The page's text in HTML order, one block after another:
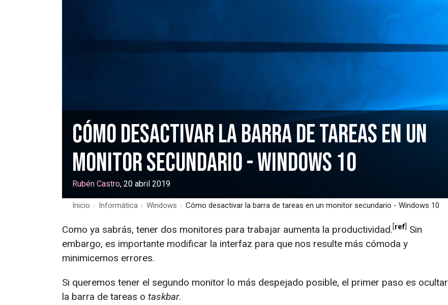
Cómo desactivar la barra de tareas en un
monitor secundario - Windows 10
Rubén Castro, 20 abril 2019
Inicio › Informática › Windows › Cómo desactivar la barra de tareas en un monitor secundario - Windows 10
Como ya sabrás, tener dos monitores para trabajar aumenta la productividad. ref
Sin
embargo, es importante modificar la interfaz para que nos resulte más cómoda y
minimicemos errores.
Si queremos tener el segundo monitor lo más despejado posible, el primer paso es ocultar
la barra de tareas o taskbar.